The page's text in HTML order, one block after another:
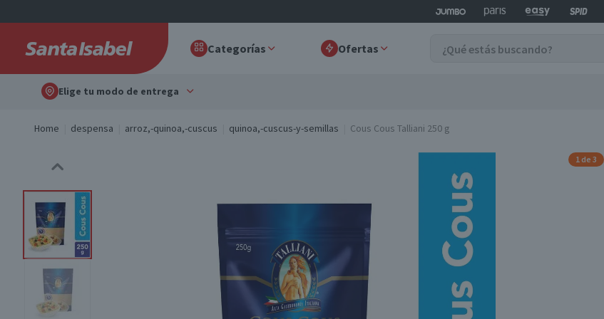
Categorías Ofertas
Elige tu modo de entrega
Home despensa arroz,-quinoa,-cuscus quinoa,-cuscus-y-semillas Cous Cous Talliani 250 g
1 de 3